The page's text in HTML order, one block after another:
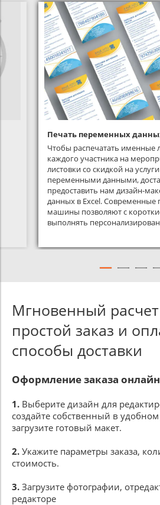
Печать переменных
Чтобы распечатать именные
каждого участника на
листовки со скидкой на
переменными данными,
предоставить нам дизайн-
данных в Excel. Современные
машины позволяют с
выполнять
Мгновенный
простой заказ и
способы доставки
Оформление заказа
1. Выберите дизайн для
создайте собственный в
загрузите готовый макет.
2. Укажите параметры заказа,
стоимость.
3. Загрузите фотографии,
редакторе